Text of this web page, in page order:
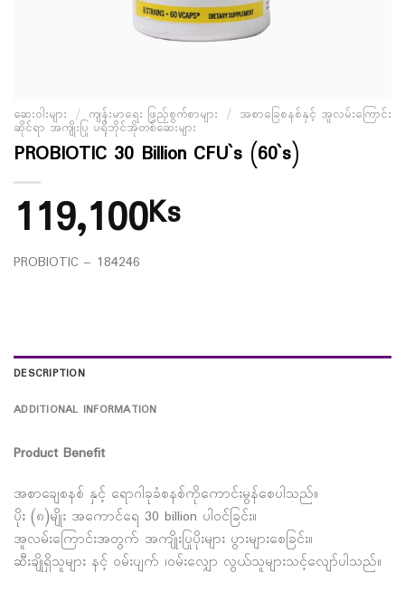
ဆေးဝါးများ / ကျန်းမာရေး ဖြည့်စွက်စာများ / အစာခြေစနစ်နှင့် အူလမ်းကြောင်း
ဆိုင်ရာ အကျိုးပြု ပရိုဘိုင်အိုတစ်ဆေးများ
PROBIOTIC 30 Billion CFU`s (60`s)
119,100Ks
PROBIOTIC – 184246
DESCRIPTION
ADDITIONAL INFORMATION
Product Benefit
အစာချေစနစ် နှင့် ရောဂါခုခံစနစ်ကိုကောင်းမွန်စေပါသည်။
ပိုး (၈)မျိုး အကောင်ရေ 30 billion ပါဝင်ခြင်း။
အူလမ်းကြောင်းအတွက် အကျိုးပြုပိုးများ ပွားများစေခြင်း။
ဆီးချိုရှိသူများ နင့် ဝမ်းပျက် ၊ဝမ်းလျှော လွယ်သူများသင့်လျော်ပါသည်။